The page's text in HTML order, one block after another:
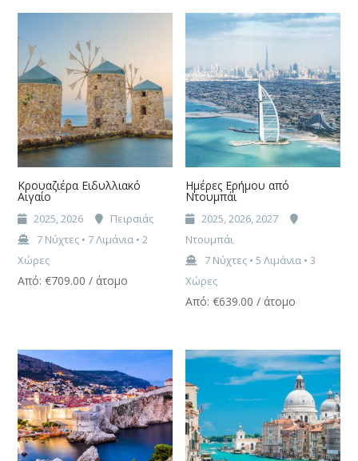
Κρουαζιέρα Ειδυλλιακό
Αιγαίο
2025, 2026
Πειραιάς
7 Νύχτες • 7 Λιμάνια • 2
Χώρες
Από:€709.00 / άτομο
Ημέρες Ερήμου από
Ντουμπάι
2025, 2026, 2027
Ντουμπάι
7 Νύχτες • 5 Λιμάνια • 3
Χώρες
Από:€639.00 / άτομο